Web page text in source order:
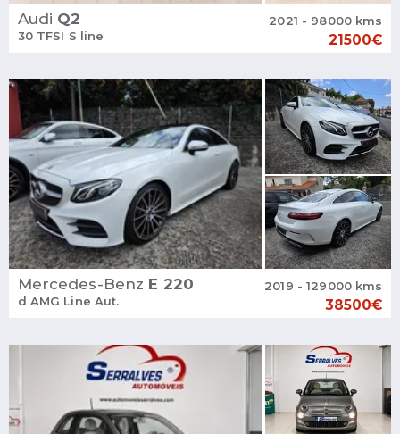
Audi Q2
30 TFSI S line
2021 - 98000 kms
21500€
Mercedes-Benz E 220
d AMG Line Aut.
2019 - 129000 kms
38500€